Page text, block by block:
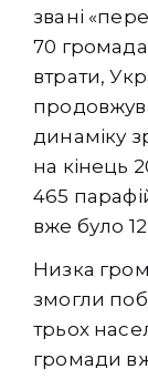
звані
70
втрати,
динаміку
на кінець
465
вже було
Низка
змогли
трьох
громади